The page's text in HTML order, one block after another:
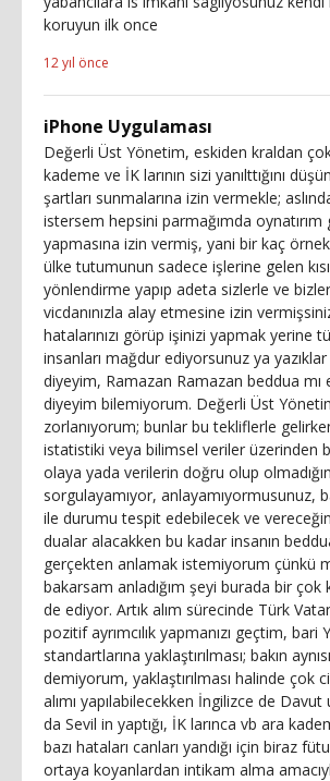
koruyun ilk once
12 yıl önce
iPhone Uygulaması
Değerli Üst Yönetim, eskiden kraldan
kademe ve İK larının sizi yanılttığını
şartları sunmalarına izin vermekle;
istersem hepsini parmağımda
yapmasına izin vermiş, yani bir kaç
ülke tutumunun sadece işlerine gelen
yönlendirme yapıp adeta sizlerle ve
vicdanınızla alay etmesine izin
hatalarınızı görüp işinizi yapmak yerine
insanları mağdur ediyorsunuz ya
diyeyim, Ramazan Ramazan beddua mı
diyeyim bilemiyorum. Değerli Üst
zorlanıyorum; bunlar bu tekliflerle
istatistiki veya bilimsel veriler üzerinden
olaya yada verilerin doğru olup
sorgulayamıyor, anlayamıyormusunuz,
ile durumu tespit edebilecek ve
dualar alacakken bu kadar insanın
gerçekten anlamak istemiyorum çünkü
bakarsam anladığım şeyi burada bir çok
de ediyor. Artık alım sürecinde Türk
pozitif ayrımcılık yapmanızı geçtim, bari
standartlarına yaklaştırılması; bakın
demiyorum, yaklaştırılması halinde çok
alımı yapılabilecekken İngilizce de Davut
da Sevil in yaptığı, İK larınca vb ara
bazı hataları canları yandığı için biraz
ortaya koyanlardan intikam alma